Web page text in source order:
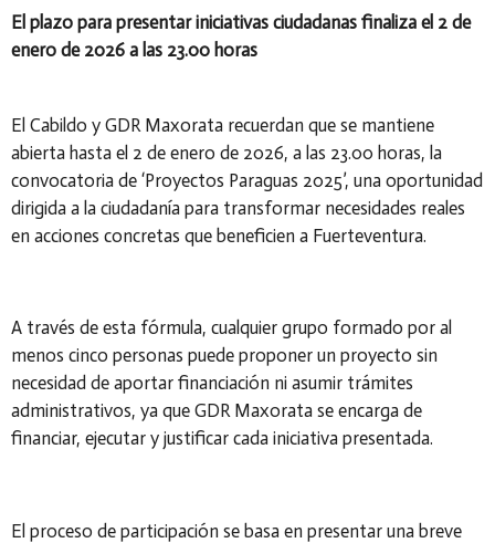
El plazo para presentar iniciativas ciudadanas finaliza el 2 de
enero de 2026 a las 23.00 horas
El Cabildo y GDR Maxorata recuerdan que se mantiene
abierta hasta el 2 de enero de 2026, a las 23.00 horas, la
convocatoria de ‘Proyectos Paraguas 2025’, una oportunidad
dirigida a la ciudadanía para transformar necesidades reales
en acciones concretas que beneficien a Fuerteventura.
A través de esta fórmula, cualquier grupo formado por al
menos cinco personas puede proponer un proyecto sin
necesidad de aportar financiación ni asumir trámites
administrativos, ya que GDR Maxorata se encarga de
financiar, ejecutar y justificar cada iniciativa presentada.
El proceso de participación se basa en presentar una breve